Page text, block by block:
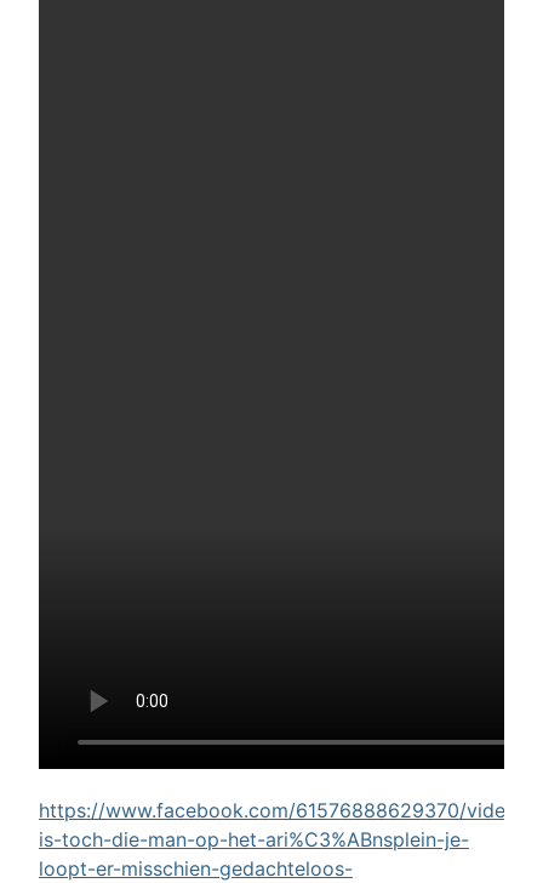
https://www.facebook.com/61576888629370/videos/
is-toch-die-man-op-het-ari%C3%ABnsplein-je-
loopt-er-misschien-gedachteloos-